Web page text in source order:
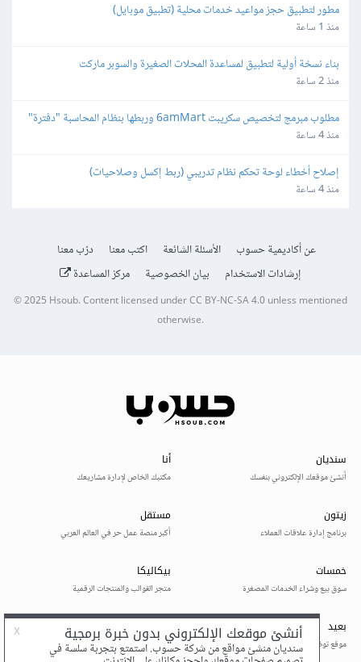
مطور لتطبيق حجز مواعيد خدمات محلية (تطبيق موبايل)
منذ 1 ساعة
بناء نسخة أولية لتطبيق لمساعدة المحلات الصغيرة والسوبر ماركت
منذ 2 ساعة
وبوابات الدفع في مصر
منذ 4 ساعة
إصلاح أخطاء لوحة تحكم نظام تدريبي (ربط إكسل وصلاحيات)
منذ 4 ساعة
عن أكاديمية حسوب الأسئلة الشائعة اكتب معنا
درّب معنا
إرشادات الاستخدام
بيان الخصوصية مركز المساعدة
© 2025 Hsoub.Content licensed underCC BY-NC-SA 4.0unless mentioned
otherwise.